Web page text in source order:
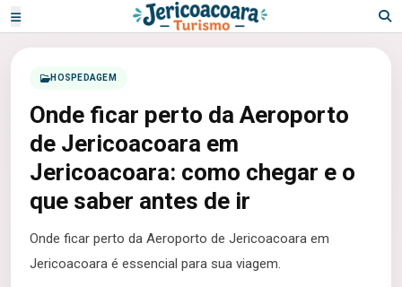
HOSPEDAGEM
Onde ficar perto da Aeroporto
de Jericoacoara em
Jericoacoara: como chegar e o
que saber antes de ir
Onde ficar perto da Aeroporto de Jericoacoara em
Jericoacoara é essencial para sua viagem.